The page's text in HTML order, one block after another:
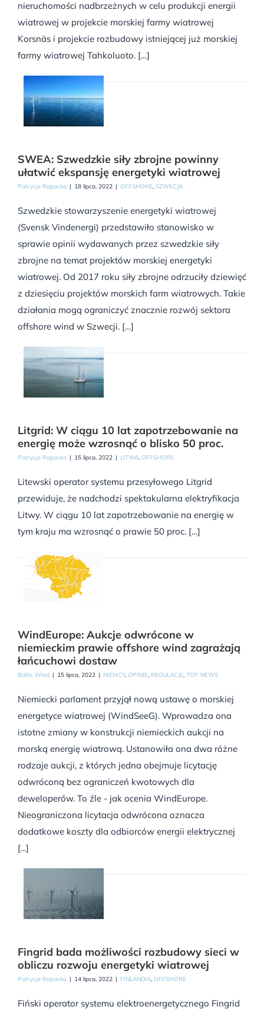
nieruchomości nadbrzeżnych w celu produkcji energii
wiatrowej w projekcie morskiej farmy wiatrowej
Korsnäs i projekcie rozbudowy istniejącej już morskiej
farmy wiatrowej Tahkoluoto. […]
SWEA: Szwedzkie siły zbrojne powinny
ułatwić ekspansję energetyki wiatrowej
Patrycja Rapacka | 18 lipca, 2022 | OFFSHORE, SZWECJA
Szwedzkie stowarzyszenie energetyki wiatrowej
(Svensk Vindenergi) przedstawiło stanowisko w
sprawie opinii wydawanych przez szwedzkie siły
zbrojne na temat projektów morskiej energetyki
wiatrowej. Od 2017 roku siły zbrojne odrzuciły dziewięć
z dziesięciu projektów morskich farm wiatrowych. Takie
działania mogą ograniczyć znacznie rozwój sektora
offshore wind w Szwecji. […]
Litgrid: W ciągu 10 lat zapotrzebowanie na
energię może wzrosnąć o blisko 50 proc.
Patrycja Rapacka | 15 lipca, 2022 | LITWA OFFSHORE
Litewski operator systemu przesyłowego Litgrid
przewiduje, że nadchodzi spektakularna elektryfikacja
Litwy. W ciągu 10 lat zapotrzebowanie na energię w
tym kraju ma wzrosnąć o prawie 50 proc. […]
WindEurope: Aukcje odwrócone w
niemieckim prawie offshore wind zagrażają
łańcuchowi dostaw
Baltic Wind | 15 lipca, 2022 | NIEMCY, OPINIE, REGULACJE, TOP NEWS
Niemiecki parlament przyjął nową ustawę o morskiej
energetyce wiatrowej (WindSeeG). Wprowadza ona
istotne zmiany w konstrukcji niemieckich aukcji na
morską energię wiatrową. Ustanowiła ona dwa różne
rodzaje aukcji, z których jedna obejmuje licytację
odwróconą bez ograniczeń kwotowych dla
deweloperów. To źle - jak ocenia WindEurope.
Nieograniczona licytacja odwrócona oznacza
dodatkowe koszty dla odbiorców energii elektrycznej
[...]
Fingrid bada możliwości rozbudowy sieci w
obliczu rozwoju energetyki wiatrowej
Patrycja Rapacka | 14 lipca, 2022 | FINLANDIA, OFFSHORE
Fiński operator systemu elektroenergetycznego Fingrid